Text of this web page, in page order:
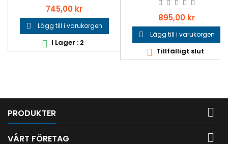
Pris
745,00 kr
 Lägg till i varukorgen
 I Lager : 2
Pris
895,00 kr
 Lägg till i varukorgen
 Tillfälligt slut
PRODUKTER 
VÅRT FÖRETAG 